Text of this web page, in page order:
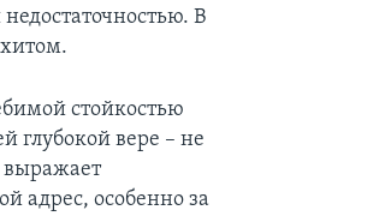
В
стойкостью
глубокой вере – не
выражает
адрес, особенно за